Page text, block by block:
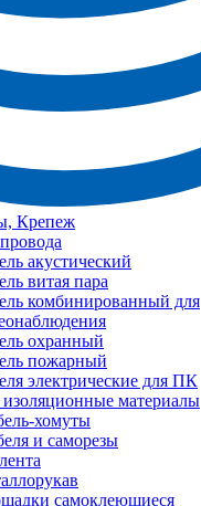
Крепеж
акустический
витая пара
комбинированный для
охранный
пожарный
электрические для ПК
материалы
хомуты
и саморезы
самоклеющиеся